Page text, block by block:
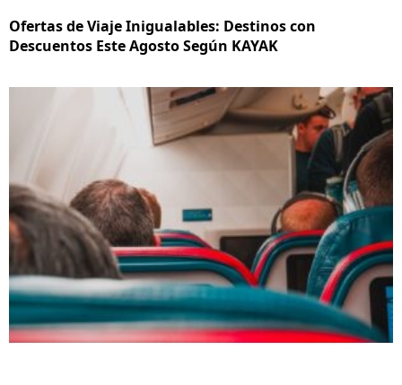
Ofertas de Viaje Inigualables: Destinos con
Descuentos Este Agosto Según KAYAK